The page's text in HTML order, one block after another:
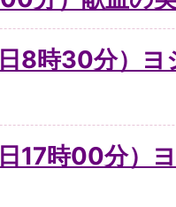
8時30分）ヨ
17時00分）